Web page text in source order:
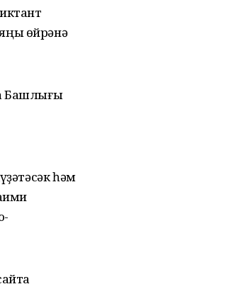
өйрәнә
Башлығы
һәм